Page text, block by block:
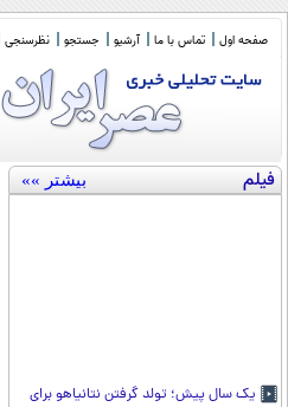
صفحه اول تماس با ما آرشیو جستجو نظرسنجی
فیلم بیشتر »»
یک سال پیش؛ تولد گرفتن نتانیاهو برای